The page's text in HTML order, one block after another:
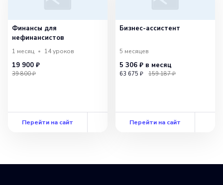
Финансы для
нефинансистов
1 месяц 14уроков
19 900 ₽
39 800 ₽
Перейти на сайт
Бизнес-ассистент
5 месяцев
5 306 ₽ в месяц
63 675 ₽ 159 187 ₽
Перейти на сайт